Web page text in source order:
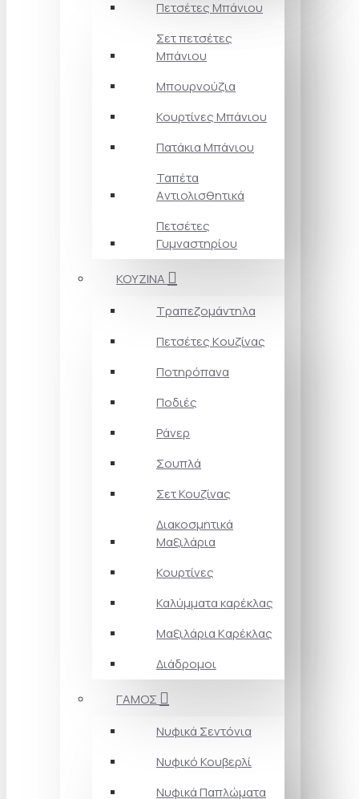
Πετσέτες Mπάνιου
Σετ πετσέτες
Mπάνιου
Μπουρνούζια
Κουρτίνες Mπάνιου
Πατάκια Mπάνιου
Ταπέτα
Aντιολισθητικά
Πετσέτες
Γυμναστηρίου
ΚΟΥΖΙΝΑ
Τραπεζομάντηλα
Πετσέτες Kουζίνας
Ποτηρόπανα
Ποδιές
Ράνερ
Σουπλά
Σετ Κουζίνας
Διακοσμητικά
Μαξιλάρια
Κουρτίνες
Καλύμματα καρέκλας
Μαξιλάρια Kαρέκλας
Διάδρομοι
ΓΑΜΟΣ
Νυφικά Σεντόνια
Νυφικό Κουβερλί
Νυφικά Παπλώματα